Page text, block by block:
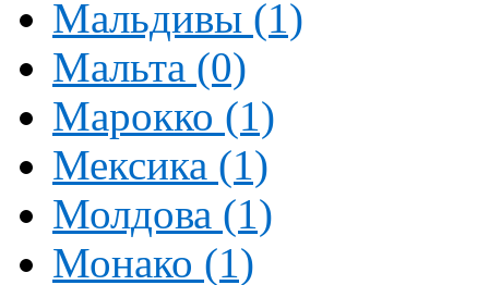
Мальдивы (1)
Мальта (0)
Марокко (1)
Мексика (1)
Молдова (1)
Монако (1)